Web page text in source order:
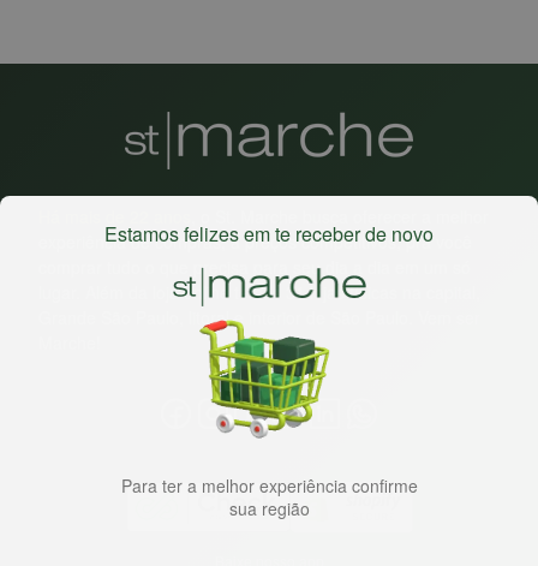
experiência de compras, a preços competitivos, pra você
comprar tudo o que precisa para seu dia a dia em um só
lugar. Além da loja online temos 31 lojas físicas na capital,
Grande São Paulo, litoral e interior de São Paulo. Vem ser
Estamos felizes em te receber de novo
Para ter a melhor experiência confirme
sua região